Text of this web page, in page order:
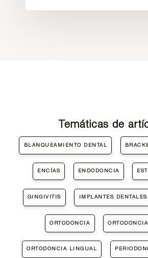
Temáticas de
BLANQUEAMIENTO DENTAL
ENCÍAS ENDODONCIA
GINGIVITIS IMPLANTES DENTALES
ORTODONCIA
ORTODONCIA LINGUAL